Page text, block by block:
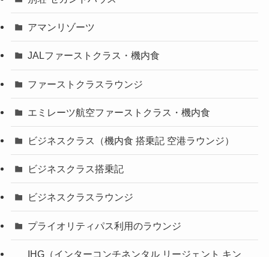
アマンリゾーツ
JALファーストクラス・機内食
ファーストクラスラウンジ
エミレーツ航空ファーストクラス・機内食
ビジネスクラス（機内食 搭乗記 空港ラウンジ）
ビジネスクラス搭乗記
ビジネスクラスラウンジ
プライオリティパス利用のラウンジ
IHG（インターコンチネンタル リージェント キン